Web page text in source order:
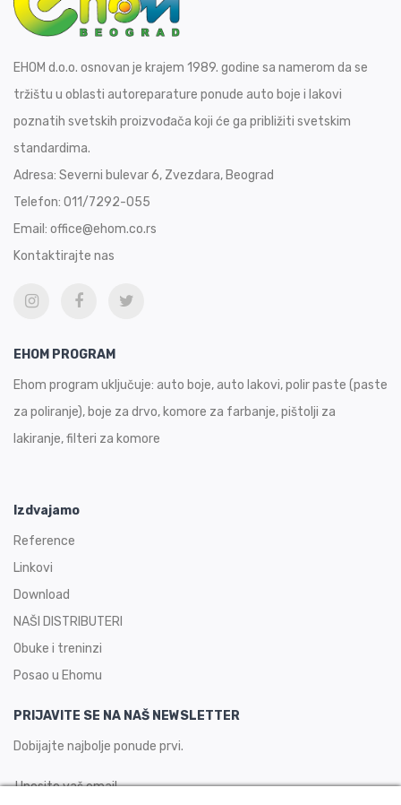
EHOM d.o.o. osnovan je krajem 1989. godine sa namerom da se
tržištu u oblasti autoreparature ponude auto boje i lakovi
poznatih svetskih proizvođača koji će ga približiti svetskim
standardima.
Adresa: Severni bulevar 6, Zvezdara, Beograd
Telefon: 011/7292-055
Email: office@ehom.co.rs
Kontaktirajte nas
EHOM PROGRAM
Ehom program uključuje: auto boje, auto lakovi, polir paste (paste
za poliranje), boje za drvo, komore za farbanje, pištolji za
lakiranje, filteri za komore
Izdvajamo
Reference
Linkovi
Download
NAŠI DISTRIBUTERI
Obuke i treninzi
Posao u Ehomu
PRIJAVITE SE NA NAŠ NEWSLETTER
Dobijajte najbolje ponude prvi.